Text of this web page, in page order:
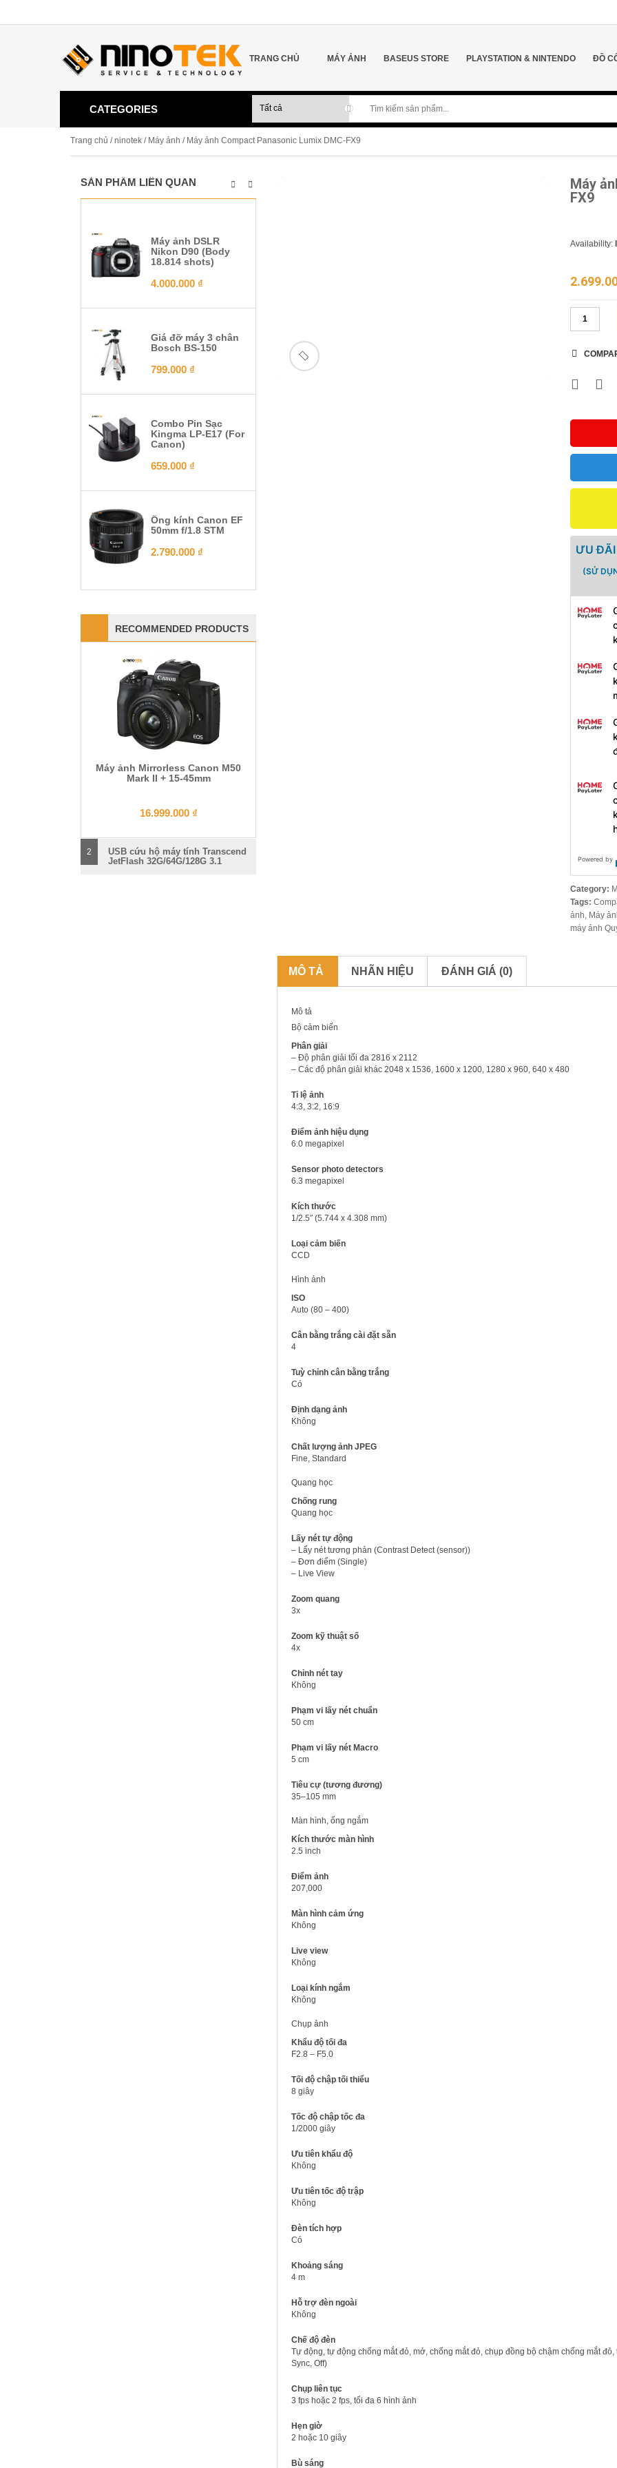
TRANG CHỦ MÁY ẢNH BASEUS STORE PLAYSTATION & NINTENDO ĐỒ
CATEGORIES
Trang chủ /ninotek / Máy ảnh / Máy ảnh Compact Panasonic Lumix DMC-FX9
SẢN PHẨM LIÊN QUAN
Máy ảnh DSLR
Nikon D90 (Body
18.814 shots)
4.000.000 ₫
Giá đỡ máy 3 chân
Bosch BS-150
799.000 ₫
Combo Pin Sạc
Kingma LP-E17 (For
Canon)
659.000 ₫
Ống kính Canon EF
50mm f/1.8 STM
2.790.000 ₫
RECOMMENDED PRODUCTS
Máy ảnh Mirrorless Canon M50
Mark II + 15-45mm
16.999.000 ₫
2
USB cứu hộ máy tính Transcend
JetFlash 32G/64G/128G 3.1
🔍
Máy
FX9
Availability:
ƯU ĐÃI
(SỬ
Powered by
Category:
Tags:
ảnh Máy
máy ảnh
MÔ TẢ NHÃN HIỆU ĐÁNH GIÁ (0)
Mô tả
Bộ cảm biến
Phân giải
– Độ phân giải tối đa 2816 x 2112
– Các độ phân giải khác 2048 x 1536, 1600 x 1200, 1280 x 960, 640 x 480
Tỉ lệ ảnh
4:3, 3:2, 16:9
Điểm ảnh hiệu dụng
6.0 megapixel
Sensor photo detectors
6.3 megapixel
Kích thước
1/2.5″ (5.744 x 4.308 mm)
Loại cảm biến
CCD
Hình ảnh
ISO
Auto (80 – 400)
Cân bằng trắng cài đặt sẵn
4
Tuỳ chỉnh cân bằng trắng
Có
Định dạng ảnh
Không
Chất lượng ảnh JPEG
Fine, Standard
Quang học
Chống rung
Quang học
Lấy nét tự động
– Lấy nét tương phản (Contrast Detect (sensor))
– Đơn điểm (Single)
– Live View
Zoom quang
3x
Zoom kỹ thuật số
4x
Chỉnh nét tay
Không
Phạm vi lấy nét chuẩn
50 cm
Phạm vi lấy nét Macro
5 cm
Tiêu cự (tương đương)
35–105 mm
Màn hình, ống ngắm
Kích thước màn hình
2.5 inch
Điểm ảnh
207,000
Màn hình cảm ứng
Không
Live view
Không
Loại kính ngắm
Không
Chụp ảnh
Khẩu độ tối đa
F2.8 – F5.0
Tối độ chập tối thiểu
8 giây
Tốc độ chập tốc đa
1/2000 giây
Ưu tiên khẩu độ
Không
Ưu tiên tốc độ trập
Không
Đèn tích hợp
Có
Khoảng sáng
4 m
Hỗ trợ đèn ngoài
Không
Chế độ đèn
Tự động, tự động chống mắt đỏ, mở, chống mắt đỏ, chụp đồng bộ chậm chống mắt
Sync, Off)
Chụp liên tục
3 fps hoặc 2 fps, tối đa 6 hình ảnh
Hẹn giờ
2 hoặc 10 giây
Bù sáng